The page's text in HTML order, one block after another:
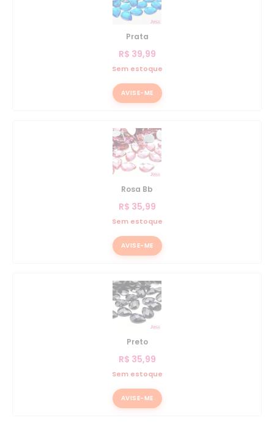
Prata
R$ 39,99
Sem estoque
AVISE-ME
Rosa Bb
R$ 35,99
Sem estoque
AVISE-ME
Preto
R$ 35,99
Sem estoque
AVISE-ME